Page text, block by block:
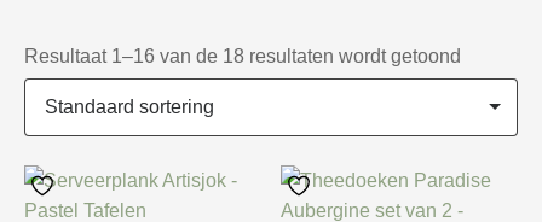
Resultaat 1–16 van de 18 resultaten wordt getoond